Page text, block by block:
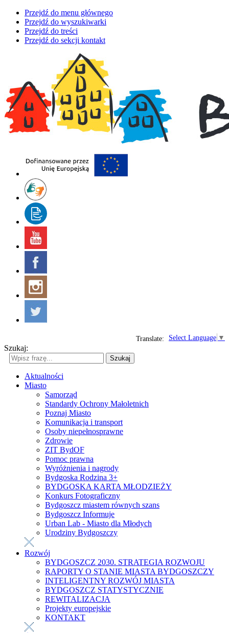
Przejdź do menu głównego
Przejdź do wyszukiwarki
Przejdź do treści
Przejdź do sekcji kontakt
Select Language ▼
Translate:
Szukaj:
Szukaj
Aktualności
Miasto
Samorząd
Standardy Ochrony Małoletnich
Poznaj Miasto
Komunikacja i transport
Osoby niepełnosprawne
Zdrowie
ZIT BydOF
Pomoc prawna
Wyróżnienia i nagrody
Bydgoska Rodzina 3+
BYDGOSKA KARTA MŁODZIEŻY
Konkurs Fotograficzny
Bydgoszcz miastem równych szans
Bydgoszcz Informuje
Urban Lab - Miasto dla Młodych
Urodziny Bydgoszczy
Rozwój
BYDGOSZCZ 2030. STRATEGIA ROZWOJU
RAPORTY O STANIE MIASTA BYDGOSZCZY
INTELIGENTNY ROZWÓJ MIASTA
BYDGOSZCZ STATYSTYCZNIE
REWITALIZACJA
Projekty europejskie
KONTAKT